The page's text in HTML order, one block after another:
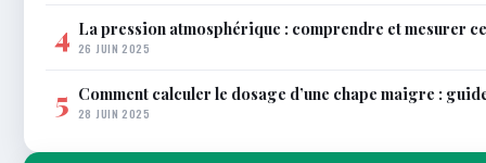
4 La pression atmosphérique : comprendre et mesurer
26 JUIN 2025
5 Comment calculer le dosage d’une chape maigre :
28 JUIN 2025